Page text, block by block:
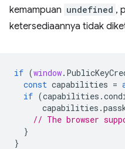
kemampuan undefined ,
ketersediaannya tidak
if (window.
const capabilities =
if (capabilities .
capabilities .
// The browser
}
}